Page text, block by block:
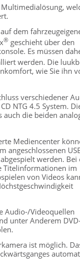
dem
® geschieht über den
Es müssen
werden. Die
wie Sie ihn
verschiedener
NTG 4.5 System.
auch die beiden
Mediencenter
angeschlossenen
werden. Bei
Titelinformationen im
von Videos
Audio-/Videoquellen
unter Anderem
ist möglich.